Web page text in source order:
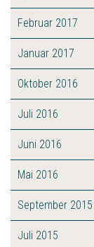
Februar 2017
Januar 2017
Oktober 2016
Juli 2016
Juni 2016
Mai 2016
September 2015
Juli 2015